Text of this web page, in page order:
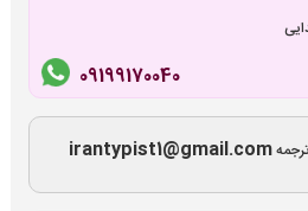
09199170040
irantypist1@gmail.com